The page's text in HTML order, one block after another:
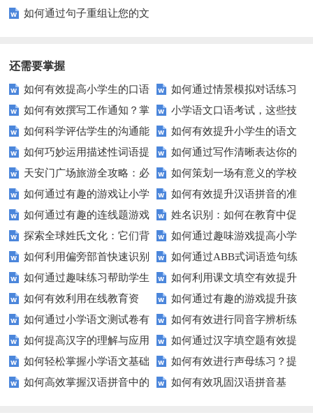
的语言技能？
如何通过句子重组让您的文
还需要掌握
如何有效提高小学生的口语
交际测试成绩？
如何通过情景模拟对话练习
提高你的沟通能力？
如何有效撰写工作通知？掌
握这些技巧让你的通知更专业！
小学语文口语考试，这些技
巧让孩子自信应考？
如何科学评估学生的沟通能
力？
如何有效提升小学生的语文
拼写能力？
如何巧妙运用描述性词语提
升教育效果？
如何通过写作清晰表达你的
愿望？
天安门广场旅游全攻略：必
看的历史与文化景点
如何策划一场有意义的学校
升旗仪式？
如何通过有趣的游戏让小学
生轻松掌握常见姓氏？
如何有效提升汉语拼音的准
确性和流利度？这里有妙招！
如何通过有趣的连线题游戏
提升孩子的逻辑思维能力？
姓名识别：如何在教育中促
进个性化学习？
探索全球姓氏文化：它们背
后隐藏的故事？
如何通过趣味游戏提高小学
生的拼音水平？
如何利用偏旁部首快速识别
汉字？
如何通过ABB式词语造句练
习提高孩子的语言表达能力？
如何通过趣味练习帮助学生
掌握反义词匹配？
如何利用课文填空有效提升
语文成绩？
如何有效利用在线教育资
源？
如何通过有趣的游戏提升孩
子的句子补全技巧？
如何通过小学语文测试卷有
效提高孩子的阅读与写作技能？
如何有效进行同音字辨析练
习？这些方法让你事半功倍！
如何提高汉字的理解与应用
能力？这里有妙招！
如何通过汉字填空题有效提
升小学生的汉字书写能力？
如何轻松掌握小学语文基础
知识？
如何有效进行声母练习？提
升发音技巧有妙招！
如何高效掌握汉语拼音中的
如何有效巩固汉语拼音基